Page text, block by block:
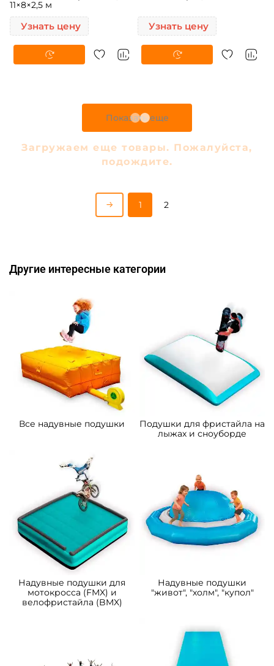
11×8×2,5 м
Узнать цену Узнать цену
300 510 ₽
269 745 ₽
B-15230 Надувная подушка
для установки в грунт
«Зелёная долина», 7×7×2 м
241 500 ₽
230 000 ₽
Предзаказ
B-15223 Надувная подушка
для установки в грунт
«Мягкая гора», 11×9×2 м
Узнать цену
Предзаказ Предзаказ